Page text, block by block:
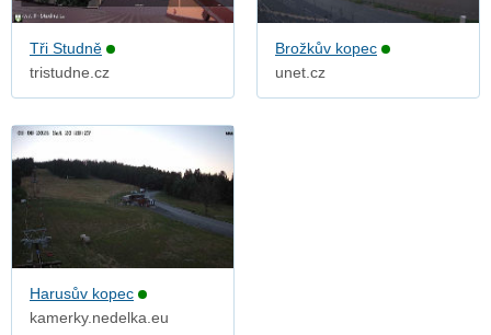
Tři Studně
tristudne.cz
Brožkův kopec
unet.cz
Harusův kopec
kamerky.nedelka.eu